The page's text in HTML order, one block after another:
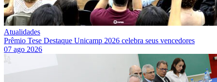
Atualidades
Prêmio Tese Destaque Unicamp 2026 celebra seus vencedores
07 ago 2026